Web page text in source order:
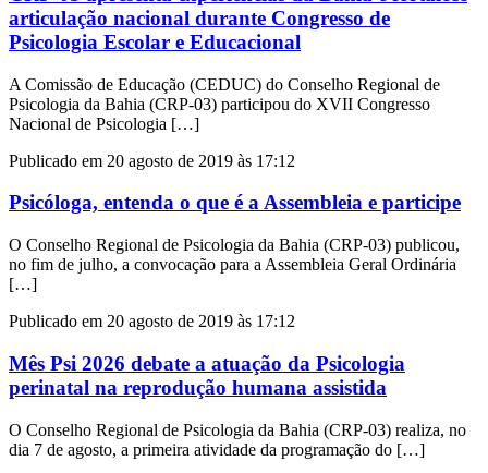
articulação nacional durante Congresso de
Psicologia Escolar e Educacional
A Comissão de Educação (CEDUC) do Conselho Regional de
Psicologia da Bahia (CRP-03) participou do XVII Congresso
Nacional de Psicologia […]
Publicado em 20 agosto de 2019 às 17:12
Psicóloga, entenda o que é a Assembleia e participe
O Conselho Regional de Psicologia da Bahia (CRP-03) publicou,
no fim de julho, a convocação para a Assembleia Geral Ordinária
[…]
Publicado em 20 agosto de 2019 às 17:12
Mês Psi 2026 debate a atuação da Psicologia
perinatal na reprodução humana assistida
O Conselho Regional de Psicologia da Bahia (CRP-03) realiza, no
dia 7 de agosto, a primeira atividade da programação do […]